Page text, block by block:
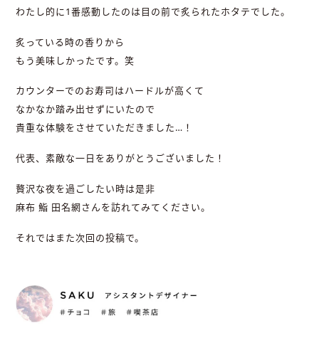
わたし的に1番感動したのは目の前で炙られたホタテでした。
炙っている時の香りから
もう美味しかったです。笑
カウンターでのお寿司はハードルが高くて
なかなか踏み出せずにいたので
貴重な体験をさせていただきました…！
代表、素敵な一日をありがとうございました！
贅沢な夜を過ごしたい時は是非
麻布 鮨 田名網さんを訪れてみてください。
それではまた次回の投稿で。